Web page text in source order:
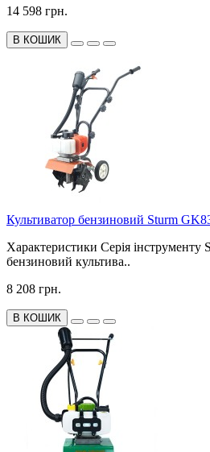
14 598 грн.
В КОШИК
Культиватор бензиновий Sturm
Характеристики Серія інструменту
бензиновий культива..
8 208 грн.
В КОШИК